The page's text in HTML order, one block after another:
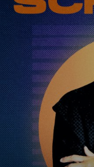
11. September